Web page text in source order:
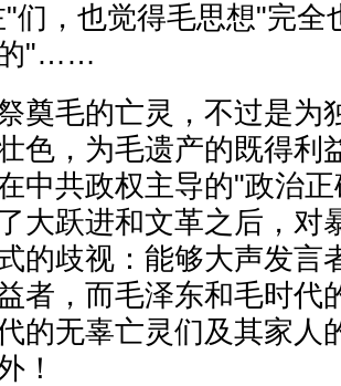
们，也觉得毛思想"完全
的"……
奠毛的亡灵，不过是为
色，为毛遗产的既得利
中共政权主导的"政治
大跃进和文革之后，对
的歧视：能够大声发言
者，而毛泽东和毛时代
的无辜亡灵们及其家人
！